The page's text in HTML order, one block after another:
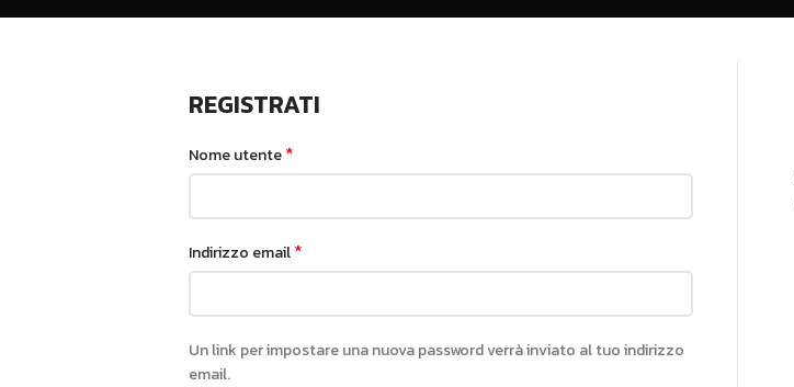
REGISTRATI
Nome utente*
Indirizzo email*
Un link per impostare una nuova password verrà inviato al tuo indirizzo
email.